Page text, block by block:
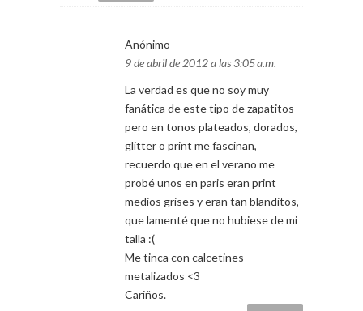
Anónimo
9 de abril de 2012 a las 3:05 a.m.
La verdad es que no soy muy
fanática de este tipo de zapatitos
pero en tonos plateados, dorados,
glitter o print me fascinan,
recuerdo que en el verano me
probé unos en paris eran print
medios grises y eran tan blanditos,
que lamenté que no hubiese de mi
talla :(
Me tinca con calcetines
metalizados <3
Cariños.